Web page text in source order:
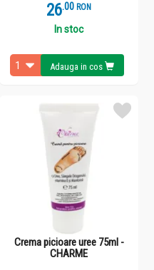
26.0 RON
In stoc
Adauga in cos
Crema picioare uree 75ml -
CHARME